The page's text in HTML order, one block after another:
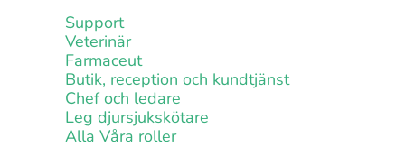
Support
Veterinär
Farmaceut
Butik, reception och kundtjänst
Chef och ledare
Leg djursjukskötare
Alla Våra roller